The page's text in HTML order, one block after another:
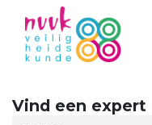
Vind een expert